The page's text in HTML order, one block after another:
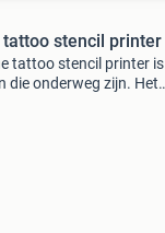
stencil printer
tattoo stencil printer is
die onderweg zijn. Het